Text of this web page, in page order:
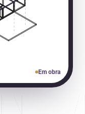
Em obra